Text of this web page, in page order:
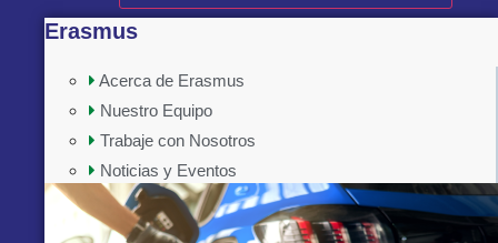
Erasmus
Acerca de Erasmus
Nuestro Equipo
Trabaje con Nosotros
Noticias y Eventos